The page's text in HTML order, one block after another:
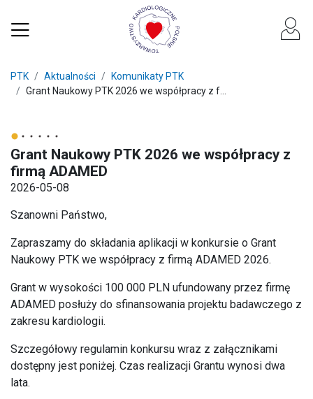
PTK Aktualności
Komunikaty PTK
Grant Naukowy PTK 2026 we współpracy z f...
Grant Naukowy PTK 2026 we współpracy z
firmą ADAMED
2026-05-08
Szanowni Państwo,
Zapraszamy do składania aplikacji w konkursie o Grant
Naukowy PTK we współpracy z firmą ADAMED 2026.
Grant w wysokości 100 000 PLN ufundowany przez firmę
ADAMED posłuży do sfinansowania projektu badawczego z
zakresu kardiologii.
Szczegółowy regulamin konkursu wraz z załącznikami
dostępny jest poniżej. Czas realizacji Grantu wynosi dwa
lata.